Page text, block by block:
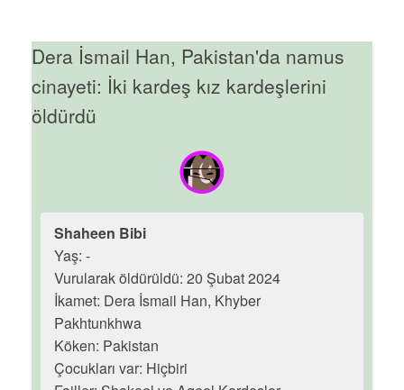
Dera İsmail Han, Pakistan'da namus
cinayeti: İki kardeş kız kardeşlerini
öldürdü
Shaheen Bibi
Yaş: -
Vurularak öldürüldü: 20 Şubat 2024
İkamet: Dera İsmail Han, Khyber
Pakhtunkhwa
Köken: Pakistan
Çocukları var: Hiçbiri